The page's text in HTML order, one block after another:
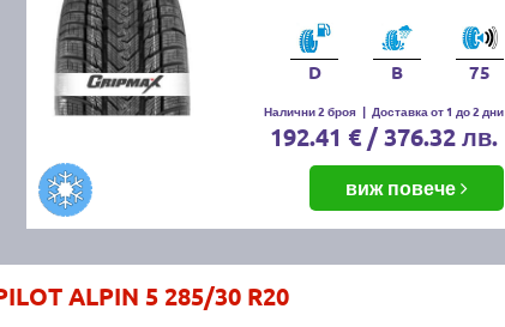
D B 75
Налични 2 броя | Доставка от 1 до 2 дни
192.41 € / 376.32 лв.
виж повече
ALPIN 5 285/30 R20